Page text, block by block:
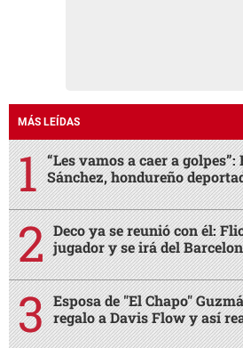
MÁS LEÍDAS
“Les vamos a caer a
Sánchez, hondureño
Deco ya se reunió con él:
jugador y se irá del
Esposa de "El Chapo"
regalo a Davis Flow y así